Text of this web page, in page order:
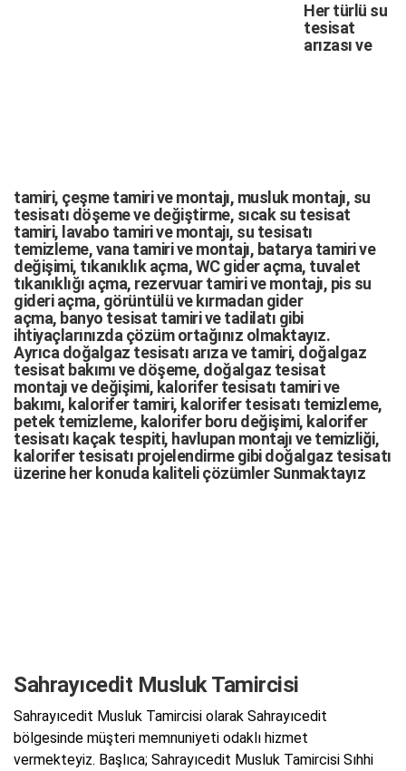
Her türlü su
tesisat
arızasıve
tamiri, çeşme tamirivemontajı, musluk montajı, su
tesisatı döşemeve değiştirme, sıcak su tesisat
tamiri, lavabo tamirivemontajı, su tesisatı
temizleme,vana tamirivemontajı, batarya tamirive
değişimi, tıkanıklık açma,WC gider açma, tuvalet
tıkanıklığı açma, rezervuar tamirive montajı, pis su
gideri açma, görüntülü ve kırmadan gider
açma, banyo tesisat tamirivetadilatı gibi
ihtiyaçlarınızda çözüm ortağınız olmaktayız.
Ayrıca doğalgaz tesisatı arızave tamiri, doğalgaz
tesisat bakımıve döşeme, doğalgaz tesisat
montajıve değişimi, kalorifer tesisatı tamiri ve
bakımı, kalorifer tamiri, kalorifer tesisatı temizleme,
petek temizleme, kalorifer boru değişimi, kalorifer
tesisatı kaçak tespiti, havlupan montajı ve temizliği,
kalorifer tesisatı projelendirme gibi d oğalgaz tesisatı
üzerine her konuda kaliteli çözümler Sunmaktayız
Sahrayıcedit Musluk Tamircisi
Sahrayıcedit Musluk Tamircisi olarak Sahrayıcedit
bölgesinde müşteri memnuniyeti odaklı hizmet
vermekteyiz. Başlıca; Sahrayıcedit Musluk Tamircisi Sıhhi